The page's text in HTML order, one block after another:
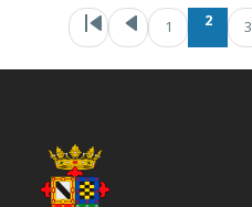
1 2 3